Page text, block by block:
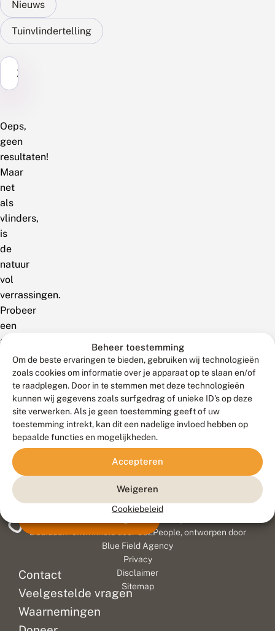
Beheer toestemming
Om de beste ervaringen te bieden, gebruiken wij technologieën
zoals cookies om informatie over je apparaat op te slaan en/of
te raadplegen. Door in te stemmen met deze technologieën
kunnen wij gegevens zoals surfgedrag of unieke ID's op deze
site verwerken. Als je geen toestemming geeft of uw
toestemming intrekt, kan dit een nadelige invloed hebben op
bepaalde functies en mogelijkheden.
Accepteren
Weigeren
Cookiebeleid
Nieuws
Tuinvlindertelling
Zoek...
Oeps,
geen
resultaten!
Maar
net
als
vlinders,
is
de
natuur
vol
verrassingen.
Probeer
een
andere
zoekterm!
Contact
Veelgestelde vragen
Waarnemingen
Duurzaam ontwikkeld door
Go2People, ontworpen door
Blue Field Agency
Privacy
Disclaimer
Sitemap